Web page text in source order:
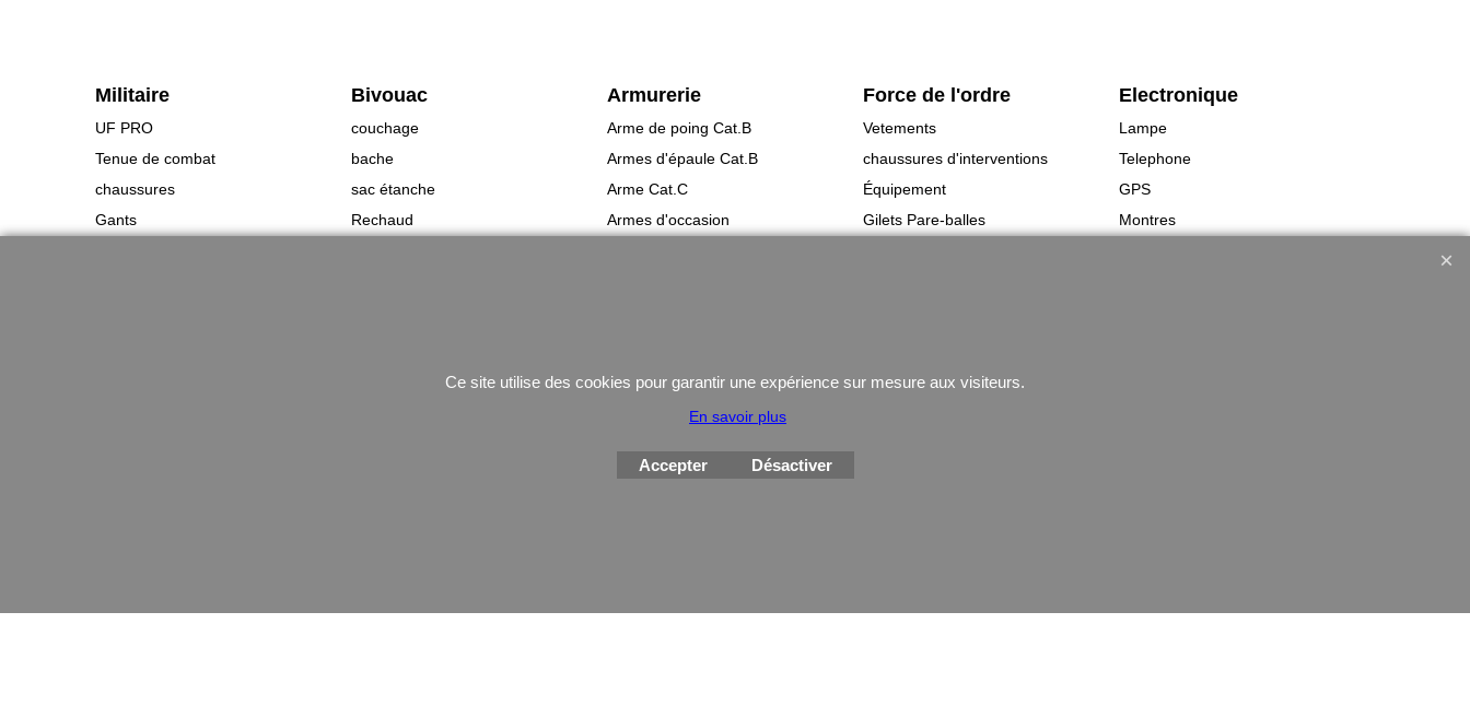
Militaire
UF PRO
Tenue de combat
chaussures
Gants
Bivouac
couchage
bache
sac étanche
Rechaud
Armurerie
Arme de poing Cat.B
Armes d'épaule Cat.B
Arme Cat.C
Armes d'occasion
Force de l'ordre
Vetements
chaussures d'interventions
Équipement
Gilets Pare-balles
Electronique
Lampe
Telephone
GPS
Montres
avec le logiciel
eCommerce ShopFactory
Ce site utilise des cookies pour garantir une expérience sur mesure aux visiteurs.
En savoir plus
Accepter Désactiver